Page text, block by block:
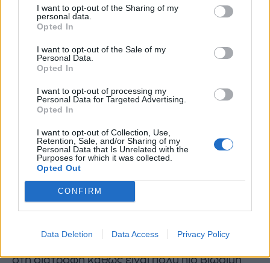
I want to opt-out of the Sharing of my
personal data.
Opted In
I want to opt-out of the Sale of my
Personal Data.
Opted In
I want to opt-out of processing my
Personal Data for Targeted Advertising.
Opted In
I want to opt-out of Collection, Use,
Retention, Sale, and/or Sharing of my
Personal Data that Is Unrelated with the
Purposes for which it was collected.
Opted Out
CONFIRM
Data Deletion Data Access Privacy Policy
τρώτε πολλές πρωτεΐνες και είναι καλύτερο
να τις καταναλώσετε νωρίς μέσα στην ημέρα -
το πρωινό και το μεσημεριανό γεύμα είναι
βασικά γεύματα για την υγεία των μαλλιών.
θέλετε να φάτε αυγά μπορείτε να φάτε λίγο
καπνιστό σολομό ή ελληνικό γιαούρτι. Η
πρωτεΐνη αποτελεί κομβικό ζωτικό συστατικό
που πραγματικά ενισχύει την υγεία των
μαλλιών σας».
Οι αλλαγές στον τρόπο ζωής μπορούν να
έχουν ένα ακόμα πιο ισχυρό αποτέλεσμα με
στη διατροφή καθώς είναι πολύ πιο βιώσιμη